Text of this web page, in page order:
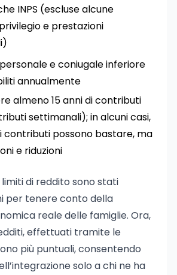
INPS (escluse alcune
e prestazioni
e coniugale inferiore
annualmente
almeno 15 anni di contributi
settimanali); in alcuni casi,
contributi possono bastare, ma
e riduzioni
limiti di reddito sono stati
per tenere conto della
reale delle famiglie. Ora,
effettuati tramite le
più puntuali, consentendo
solo a chi ne ha